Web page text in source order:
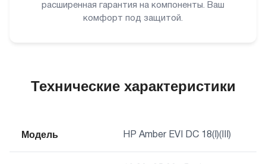
расширенная гарантия на компоненты. Ваш
комфорт под защитой.
Технические характеристики
Модель HP Amber EVI DC 18(I)(III)